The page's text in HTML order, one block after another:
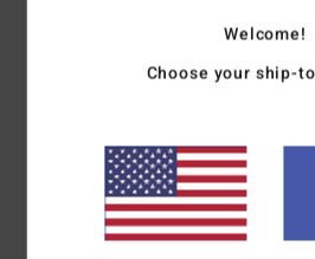
Enveloppement du visage de
Protection solaire anti-UV 100 %
Étui en coton biologique
Garantie :2 ans
Télécharger laDéclaration De
Welcome!
Choose your ship-